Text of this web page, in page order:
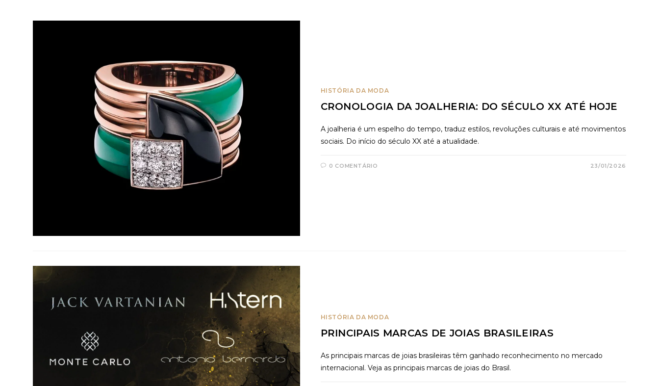
HISTÓRIA DA MODA
CRONOLOGIA DA JOALHERIA: DO SÉCULO XX ATÉ HOJE
A joalheria é um espelho do tempo, traduz estilos, revoluções culturais e até movimentos
sociais. Do início do século XX até a atualidade.
0 COMENTÁRIO 23/01/2026
HISTÓRIA DA MODA
PRINCIPAIS MARCAS DE JOIAS BRASILEIRAS
As principais marcas de joias brasileiras têm ganhado reconhecimento no mercado
internacional. Veja as principais marcas de joias do Brasil.